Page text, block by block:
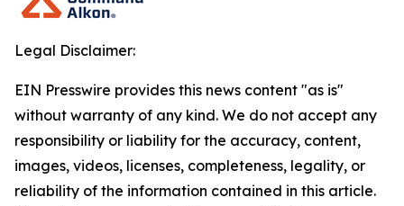
Legal Disclaimer:
EIN Presswire provides this news content "as is"
without warranty of any kind. We do not accept any
responsibility or liability for the accuracy, content,
images, videos, licenses, completeness, legality, or
reliability of the information contained in this article.